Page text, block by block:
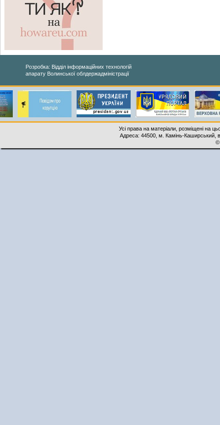
Розробка: Відділ інформаційних технологій
апарату Волинської облдержадміністрації
Усі права на матеріали, розміщені на
Адреса: 44500, м. Камінь-Каширський,
©